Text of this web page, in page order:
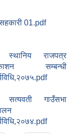
01.pdf
स्थानिय राजपत्र
सम्बन्धी
सत्यवती गाउँसभा